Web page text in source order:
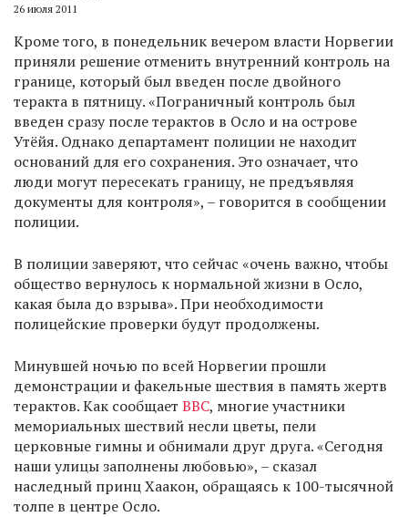
26 июля 2011
Кроме того, в понедельник вечером власти Норвегии
приняли решение отменить внутренний контроль на
границе, который был введен после двойного
теракта в пятницу. «Пограничный контроль был
введен сразу после терактов в Осло и на острове
Утёйя. Однако департамент полиции не находит
оснований для его сохранения. Это означает, что
люди могут пересекать границу, не предъявляя
документы для контроля», – говорится в сообщении
полиции.
В полиции заверяют, что сейчас «очень важно, чтобы
общество вернулось к нормальной жизни в Осло,
какая была до взрыва». При необходимости
полицейские проверки будут продолжены.
Минувшей ночью по всей Норвегии прошли
демонстрации и факельные шествия в память жертв
терактов. Как сообщает ВВС, многие участники
мемориальных шествий несли цветы, пели
церковные гимны и обнимали друг друга. «Сегодня
наши улицы заполнены любовью», – сказал
наследный принц Хаакон, обращаясь к 100-тысячной
толпе в центре Осло.